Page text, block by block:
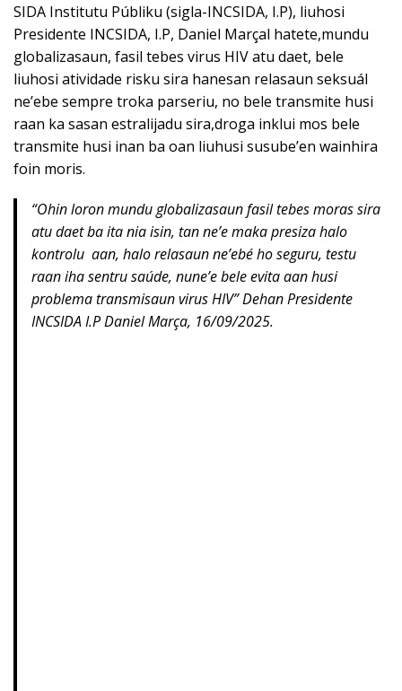
SIDA Institutu Públiku (sigla-INCSIDA, I.P), liuhosi
Presidente INCSIDA, I.P, Daniel Marçal hatete,mundu
globalizasaun, fasil tebes virus HIV atu daet, bele
liuhosi atividade risku sira hanesan relasaun seksuál
ne’ebe sempre troka parseriu, no bele transmite husi
raan ka sasan estralijadu sira,droga inklui mos bele
transmite husi inan ba oan liuhusi susube’en wainhira
foin moris.
“Ohin loron mundu globalizasaun fasil tebes moras sira
atu daet ba ita nia isin, tan ne’e maka presiza halo
kontrolu aan, halo relasaun ne’ebé ho seguru, testu
raan iha sentru saúde, nune’e bele evita aan husi
problema transmisaun virus HIV”Dehan Presidente
INCSIDA I.P Daniel Marça, 16/09/2025.